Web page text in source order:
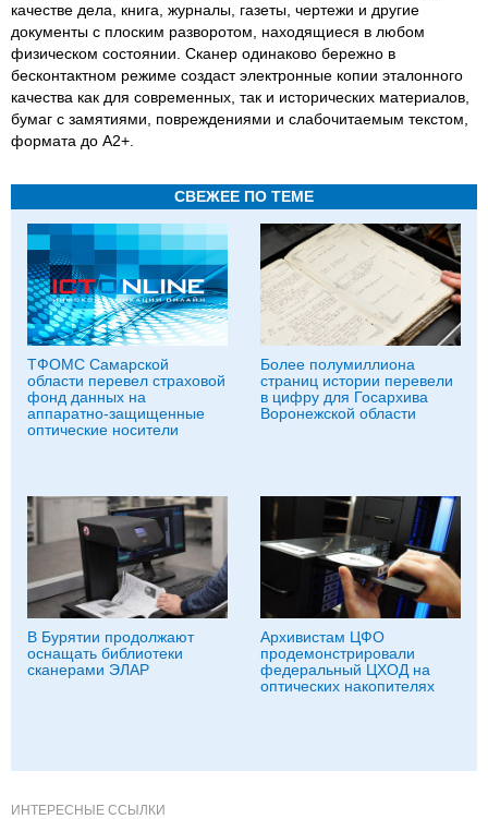
качестве дела, книга, журналы, газеты, чертежи и другие
документы с плоским разворотом, находящиеся в любом
физическом состоянии. Сканер одинаково бережно в
бесконтактном режиме создаст электронные копии эталонного
качества как для современных, так и исторических материалов,
бумаг с замятиями, повреждениями и слабочитаемым текстом,
формата до А2+.
СВЕЖЕЕ ПО ТЕМЕ
ТФОМС Самарской
области перевел страховой
фонд данных на
аппаратно-защищенные
оптические носители
Более полумиллиона
страниц истории перевели
в цифру для Госархива
Воронежской области
В Бурятии продолжают
оснащать библиотеки
сканерами ЭЛАР
Архивистам ЦФО
продемонстрировали
федеральный ЦХОД на
оптических накопителях
ИНТЕРЕСНЫЕ ССЫЛКИ